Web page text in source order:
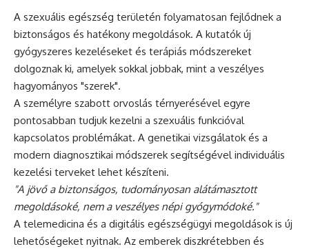
A szexuális egészség területén folyamatosan fejlődnek a
biztonságos és hatékony megoldások. A kutatók új
gyógyszeres kezeléseket és terápiás módszereket
dolgoznak ki, amelyek sokkal jobbak, mint a veszélyes
hagyományos "szerek".
A személyre szabott orvoslás térnyerésével egyre
pontosabban tudjuk kezelni a szexuális funkcióval
kapcsolatos problémákat. A genetikai vizsgálatok és a
modern diagnosztikai módszerek segítségével individuális
kezelési terveket lehet készíteni.
"A jövő a biztonságos, tudományosan alátámasztott
megoldásoké, nem a veszélyes népi gyógymódoké."
A telemedicina és a digitális egészségügyi megoldások is új
lehetőségeket nyitnak. Az emberek diszkrétebben és